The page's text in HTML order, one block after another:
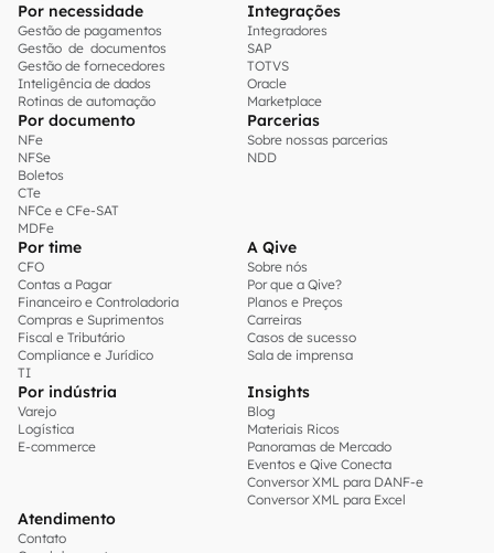
Por necessidade
Gestão de pagamentos
Gestão de documentos
Gestão de fornecedores
Inteligência de dados
Rotinas de automação
Integrações
Integradores
SAP
TOTVS
Oracle
Marketplace
Por documento
NFe
NFSe
Boletos
CTe
NFCe e CFe-SAT
MDFe
Parcerias
Sobre nossas parcerias
NDD
Por time
CFO
Contas a Pagar
Financeiro e Controladoria
Compras e Suprimentos
Fiscal e Tributário
Compliance e Jurídico
TI
A Qive
Sobre nós
Por que a Qive?
Planos e Preços
Carreiras
Casos de sucesso
Sala de imprensa
Por indústria
Varejo
Logística
E-commerce
Insights
Blog
Materiais Ricos
Panoramas de Mercado
Eventos e Qive Conecta
Conversor XML para DANF-e
Conversor XML para Excel
Atendimento
Contato